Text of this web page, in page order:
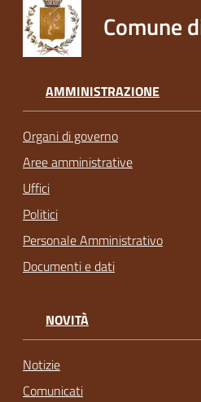
Comune
AMMINISTRAZIONE
Organi di governo
Aree amministrative
Uffici
Politici
Personale Amministrativo
Documenti e dati
NOVITÀ
Notizie
Comunicati